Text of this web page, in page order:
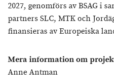
2027, genomförs av BSAG i
partners SLC, MTK och
finansieras av Europeiska
Mera information om
Anne Antman